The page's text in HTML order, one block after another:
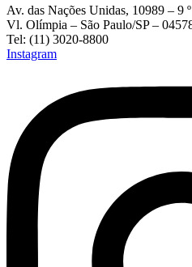
Av. das Nações Unidas, 10989 – 9
Vl. Olímpia – São Paulo/SP –
Tel: (11) 3020-8800
Instagram